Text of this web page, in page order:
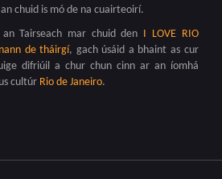
chuid is mó de na cuairteoirí.
an Tairseach mar chuid den I LOVE RIO
de tháirgí, gach úsáid a bhaint as cur
difriúil a chur chun cinn ar an íomhá
cultúr Rio de Janeiro.